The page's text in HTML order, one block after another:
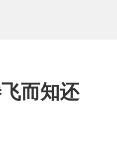
而知还